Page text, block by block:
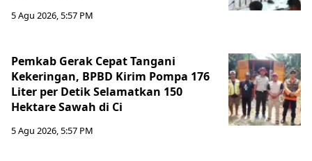
5 Agu 2026, 5:57 PM
Pemkab Gerak Cepat Tangani
Kekeringan, BPBD Kirim Pompa 176
Liter per Detik Selamatkan 150
Hektare Sawah di Ci
5 Agu 2026, 5:57 PM